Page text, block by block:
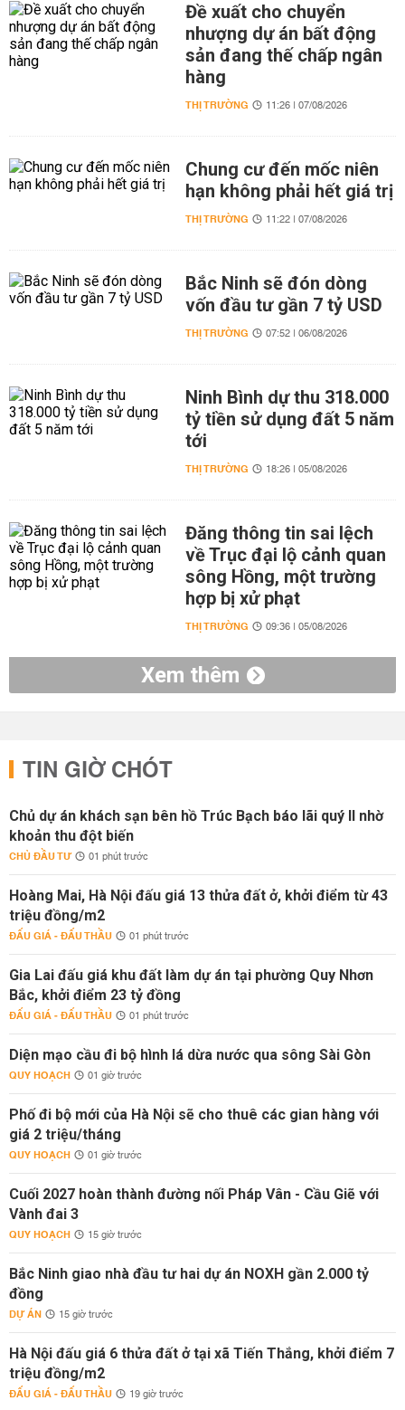
Đề xuất cho chuyển
nhượng dự án bất động
sản đang thế chấp ngân
hàng
THỊ TRƯỜNG 11:26 | 07/08/2026
Chung cư đến mốc niên
hạn không phải hết giá trị
THỊ TRƯỜNG 11:22 | 07/08/2026
Bắc Ninh sẽ đón dòng
vốn đầu tư gần 7 tỷ USD
THỊ TRƯỜNG 07:52 | 06/08/2026
Ninh Bình dự thu 318.000
tỷ tiền sử dụng đất 5 năm
tới
THỊ TRƯỜNG 18:26 | 05/08/2026
Đăng thông tin sai lệch
về Trục đại lộ cảnh quan
sông Hồng, một trường
hợp bị xử phạt
THỊ TRƯỜNG 09:36 | 05/08/2026
Xem thêm
TIN GIỜ CHÓT
Chủ dự án khách sạn bên hồ Trúc Bạch báo lãi quý II nhờ
khoản thu đột biến
CHỦ ĐẦU TƯ 01 phút trước
Hoàng Mai, Hà Nội đấu giá 13 thửa đất ở, khởi điểm từ 43
triệu đồng/m2
ĐẤU GIÁ - ĐẤU THẦU 01 phút trước
Gia Lai đấu giá khu đất làm dự án tại phường Quy Nhơn
Bắc, khởi điểm 23 tỷ đồng
ĐẤU GIÁ - ĐẤU THẦU 01 phút trước
Diện mạo cầu đi bộ hình lá dừa nước qua sông Sài Gòn
QUY HOẠCH 01 giờ trước
Phố đi bộ mới của Hà Nội sẽ cho thuê các gian hàng với
giá 2 triệu/tháng
QUY HOẠCH 01 giờ trước
Cuối 2027 hoàn thành đường nối Pháp Vân - Cầu Giẽ với
Vành đai 3
QUY HOẠCH 15 giờ trước
Bắc Ninh giao nhà đầu tư hai dự án NOXH gần 2.000 tỷ
đồng
DỰ ÁN 15 giờ trước
Hà Nội đấu giá 6 thửa đất ở tại xã Tiến Thắng, khởi điểm 7
triệu đồng/m2
ĐẤU GIÁ - ĐẤU THẦU 19 giờ trước